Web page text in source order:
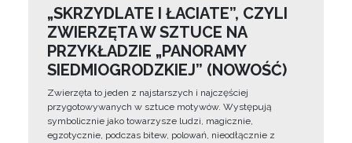
„SKRZYDLATE I ŁACIATE”, CZYLI
ZWIERZĘTA W SZTUCE NA
PRZYKŁADZIE „PANORAMY
SIEDMIOGRODZKIEJ” (NOWOŚĆ)
Zwierzęta to jeden z najstarszych i najczęściej
przygotowywanych w sztuce motywów. Występują
symbolicznie jako towarzysze ludzi, magicznie,
egzotycznie, podczas bitew, polowań, nieodłącznie z